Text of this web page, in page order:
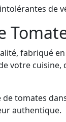
de
fabriqué
votre
tomates
authentique.